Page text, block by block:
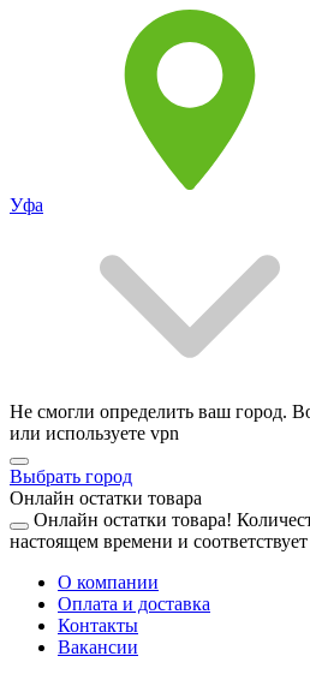
Уфа
Не смогли определить ваш город.
или используете vpn
Выбрать город
Онлайн остатки товара
Онлайн остатки товара!
настоящем времени и
О компании
Оплата и доставка
Контакты
Вакансии